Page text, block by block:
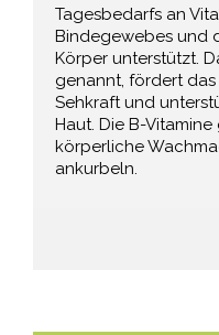
Tagesbedarfs an
Bindegewebes und
Körper unterstützt.
genannt, fördert
Sehkraft und
Haut. Die B-
körperliche
ankurbeln.